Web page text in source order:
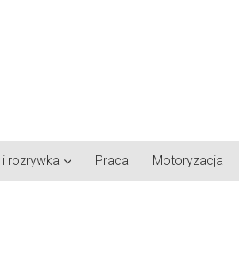
i rozrywka Praca Motoryzacja